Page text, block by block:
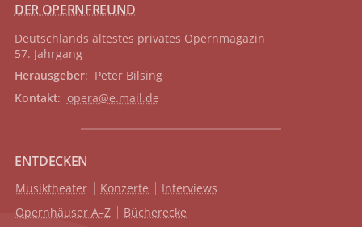
DER OPERNFREUND
Deutschlands ältestes privates Opernmagazin
57. Jahrgang
Herausgeber: Peter Bilsing
Kontakt: opera@e.mail.de
ENTDECKEN
Musiktheater Konzerte
Interviews
Opernhäuser A–Z
Bücherecke